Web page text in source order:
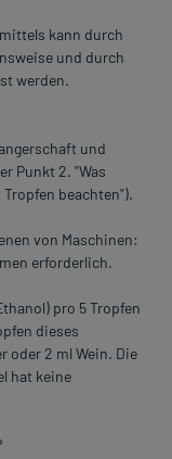
kann durch
und durch
werden.
und
Punkt 2. "Was
beachten").
von Maschinen:
erforderlich.
pro 5 Tropfen
dieses
oder 2 ml Wein. Die
hat keine